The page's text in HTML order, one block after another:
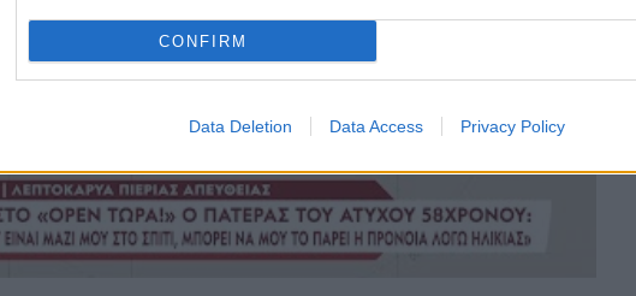
CONFIRM
Data Deletion Data Access Privacy Policy
video